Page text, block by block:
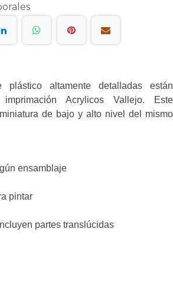
plástico altamente detalladas están
imprimación Acrylicos Vallejo. Este
de bajo y alto nivel del mismo
ensamblaje
pintar
partes translúcidas